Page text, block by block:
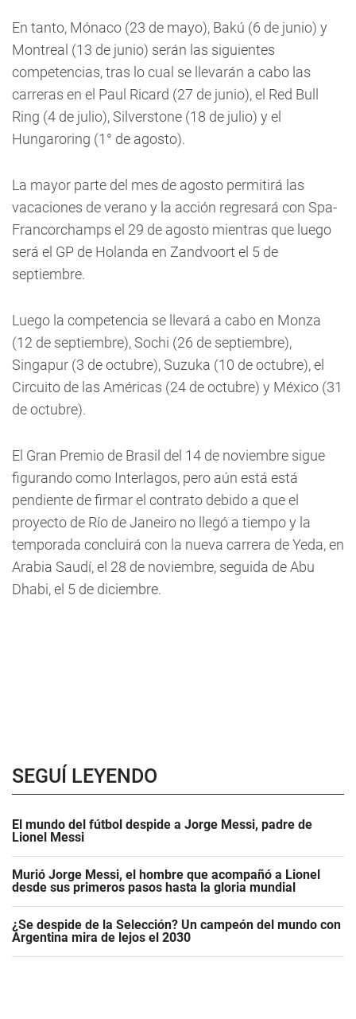
En tanto, Mónaco (23 de mayo), Bakú (6 de junio) y
Montreal (13 de junio) serán las siguientes
competencias, tras lo cual se llevarán a cabo las
carreras en el Paul Ricard (27 de junio), el Red Bull
Ring (4 de julio), Silverstone (18 de julio) y el
Hungaroring (1° de agosto).
La mayor parte del mes de agosto permitirá las
vacaciones de verano y la acción regresará con Spa-
Francorchamps el 29 de agosto mientras que luego
será el GP de Holanda en Zandvoort el 5 de
septiembre.
Luego la competencia se llevará a cabo en Monza
(12 de septiembre), Sochi (26 de septiembre),
Singapur (3 de octubre), Suzuka (10 de octubre), el
Circuito de las Américas (24 de octubre) y México (31
de octubre).
El Gran Premio de Brasil del 14 de noviembre sigue
figurando como Interlagos, pero aún está está
pendiente de firmar el contrato debido a que el
proyecto de Río de Janeiro no llegó a tiempo y la
temporada concluirá con la nueva carrera de Yeda, en
Arabia Saudí, el 28 de noviembre, seguida de Abu
Dhabi, el 5 de diciembre.
SEGUÍ LEYENDO
El mundo del fútbol despide a Jorge Messi, padre de
Lionel Messi
Murió Jorge Messi, el hombre que acompañó a Lionel
desde sus primeros pasos hasta la gloria mundial
¿Se despide de la Selección? Un campeón del mundo con
Argentina mira de lejos el 2030